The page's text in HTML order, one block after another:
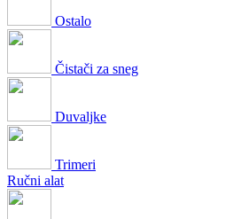
Ostalo
Čistači za sneg
Duvaljke
Trimeri
Ručni alat